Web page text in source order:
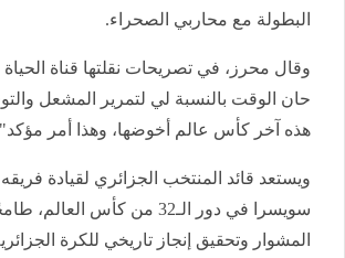
البطولة مع محاربي الصحراء.
وقال محرز، في تصريحات نقلتها قناة الحياة
حان الوقت بالنسبة لي لتمرير المشعل
هذه آخر كأس عالم أخوضها، وهذا أمر
ويستعد قائد المنتخب الجزائري لقيادة
سويسرا في دور الـ32 من كأس
المشوار وتحقيق إنجاز تاريخي للكرة